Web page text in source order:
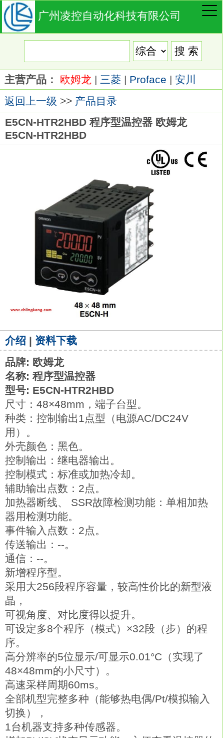
广州凌控自动化科技有限公司
主营产品： 欧姆龙 | 三菱 | Proface | 安川
返回上一级 >> 产品目录
E5CN-HTR2HBD 程序型温控器 欧姆龙
E5CN-HTR2HBD
介绍 | 资料下载
品牌: 欧姆龙
名称: 程序型温控器
型号: E5CN-HTR2HBD
尺寸：48×48mm，端子台型。
种类：控制输出1点型（电源AC/DC24V
用）。
外壳颜色：黑色。
控制输出：继电器输出。
控制模式：标准或加热冷却。
辅助输出点数：2点。
加热器断线、 SSR故障检测功能：单相加热
器用检测功能。
事件输入点数：2点。
传送输出：--。
通信：--。
新增程序型。
采用大256段程序容量，较高性价比的新型液
晶，
可视角度、对比度得以提升。
可设定多8个程序（模式）×32段（步）的程
序。
高分辨率的5位显示/可显示0.01°C（实现了
48×48mm的小尺寸）。
高速采样周期60ms。
全部机型完整多种（能够热电偶/Pt/模拟输入
切换），
1台机器支持多种传感器。